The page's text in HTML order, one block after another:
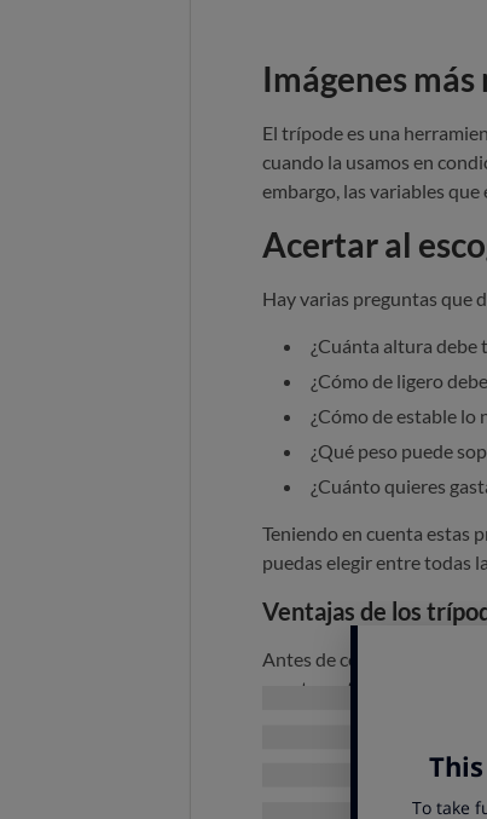
Imágenes
El trípode es una
cuando la usamos en
embargo, las variables
Acertar al
Hay varias preguntas que
¿Cuánta altura debe
¿Cómo de ligero
¿Cómo de estable lo
¿Qué peso puede
¿Cuánto quieres
Teniendo en cuenta estas
puedas elegir entre todas
Ventajas de los
Antes de comprar un
aportar este accesorio a tu
entornos
colocar